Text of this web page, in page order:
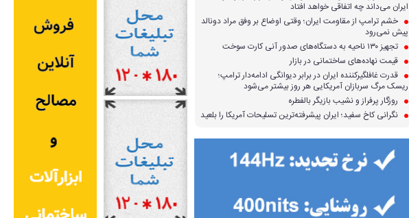
ایران می‌داند چه اتفاقی خواهد افتاد
خشم ترامپ از مقاومت ایران؛ وقتی اوضاع بر وفق مراد دونالد
پیش نمی‌رود
تجهیز ۱۳۰ ناحیه به دستگاه‌های صدور آنی کارت سوخت
قیمت نهاده‌های ساختمانی در بازار
قدرت غافلگیرکننده ایران در برابر دیوانگی ادامه‌دار ترامپ؛
ریسک مرگ سربازان آمریکایی هر روز بیشتر می‌شود
روزگار پرفراز و نشیب بازیگر بالفطره
نگرانی کاخ سفید؛ ایران پیشرفته‌ترین تسلیحات آمریکا را بلعید